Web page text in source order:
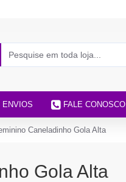
ENVIOS FALE CONOSCO
Caneladinho Gola Alta
Gola Alta